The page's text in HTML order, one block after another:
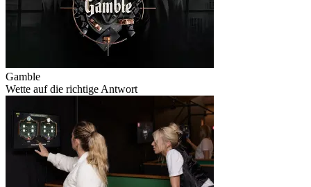
Gamble
Wette auf die richtige Antwort